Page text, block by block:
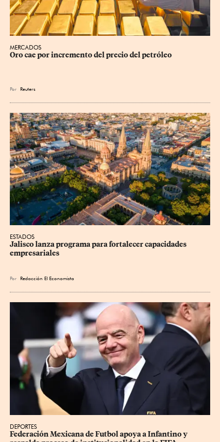
MERCADOS
Oro cae por incremento del precio del petróleo
Por Reuters
ESTADOS
Jalisco lanza programa para fortalecer capacidades
empresariales
Por Redacción El Economista
DEPORTES
Federación Mexicana de Futbol apoya a Infantino y